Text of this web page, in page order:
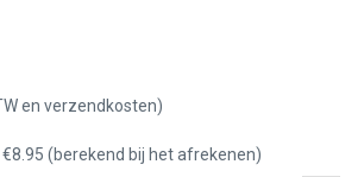
en verzendkosten)
(berekend bij het afrekenen)